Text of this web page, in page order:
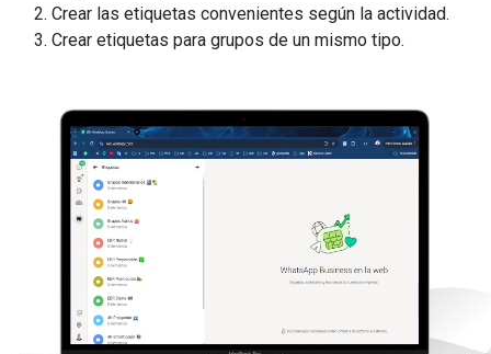
Crear las etiquetas convenientes según la actividad.
Crear etiquetas para grupos de un mismo tipo.